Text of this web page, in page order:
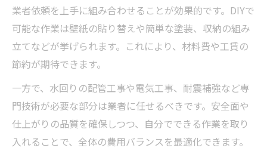
業者依頼を上手に組み合わせることが効果的です。DIYで
可能な作業は壁紙の貼り替えや簡単な塗装、収納の組み
立てなどが挙げられます。これにより、材料費や工賃の
節約が期待できます。
一方で、水回りの配管工事や電気工事、耐震補強など専
門技術が必要な部分は業者に任せるべきです。安全面や
仕上がりの品質を確保しつつ、自分でできる作業を取り
入れることで、全体の費用バランスを最適化できます。